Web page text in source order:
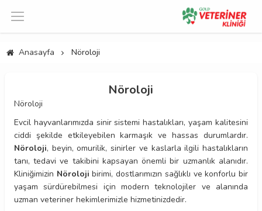
Anasayfa Nöroloji
Nöroloji
Nöroloji
Evcil hayvanlarımızda sinir sistemi hastalıkları, yaşam kalitesini
ciddi şekilde etkileyebilen karmaşık ve hassas durumlardır.
Nöroloji, beyin, omurilik, sinirler ve kaslarla ilgili hastalıkların
tanı, tedavi ve takibini kapsayan önemli bir uzmanlık alanıdır.
Kliniğimizin Nöroloji birimi, dostlarımızın sağlıklı ve konforlu bir
yaşam sürdürebilmesi için modern teknolojiler ve alanında
uzman veteriner hekimlerimizle hizmetinizdedir.